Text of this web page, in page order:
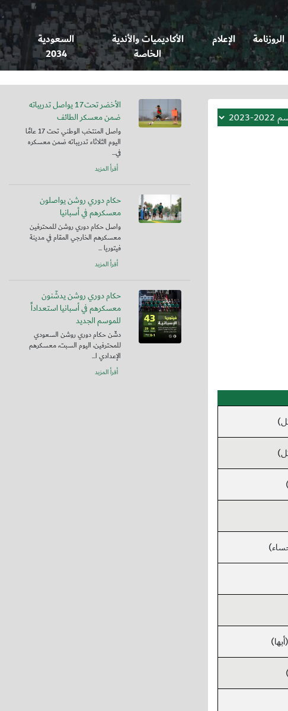
الروزنامة الإعلام
الأكاديميات والأندية
الخاصة
السعودية
2034
الأخضر تحت17 يواصل تدريباته
ضمن معسكر الطائف
واصل المنتخب الوطني تحت 17 عامًا
اليوم الثلاثاء تدريباته ضمن معسكره
في...
أقرأ المزيد
حكام دوري روشن يواصلون
معسكرهم في أسبانيا
واصل حكام دوري روشن للمحترفين
معسكرهم الخارجي المقام في مدينة
فيتوريا ...
أقرأ المزيد
حكام دوري روشن يدشّنون
معسكرهم في أسبانيا استعداداً
للموسم الجديد
دشّن حكام دوري روشن السعودي
للمحترفين، اليوم السبت، معسكرهم
الإعدادي ا...
أقرأ المزيد